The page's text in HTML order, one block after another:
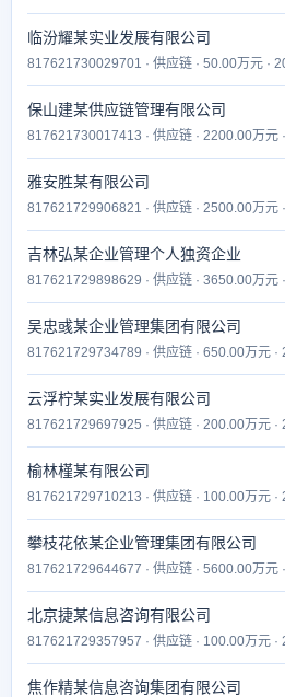
临汾耀某实业发展有限公司
817621730029701 · 供应链 · 50.00万元 ·
保山建某供应链管理有限公司
817621730017413 · 供应链 · 2200.00万元
雅安胜某有限公司
817621729906821 · 供应链 · 2500.00万元
吉林弘某企业管理个人独资企业
817621729898629 · 供应链 · 3650.00万元
吴忠彧某企业管理集团有限公司
817621729734789 · 供应链 · 650.00万元 ·
云浮柠某实业发展有限公司
817621729697925 · 供应链 · 200.00万元 ·
榆林槿某有限公司
817621729710213 · 供应链 · 100.00万元 ·
攀枝花依某企业管理集团有限公司
817621729644677 · 供应链 · 5600.00万元
北京捷某信息咨询有限公司
817621729357957 · 供应链 · 100.00万元 ·
焦作精某信息咨询集团有限公司